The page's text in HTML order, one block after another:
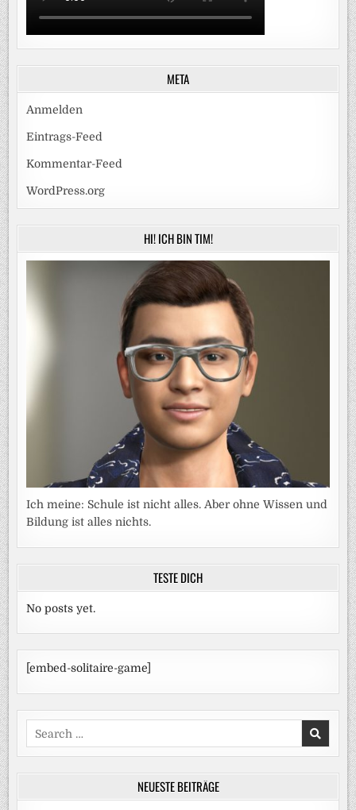
META
Anmelden
Eintrags-Feed
Kommentar-Feed
WordPress.org
HI! ICH BIN TIM!
Ich meine: Schule ist nicht alles. Aber ohne Wissen und
Bildung ist alles nichts.
TESTE DICH
No posts yet.
[embed-solitaire-game]
Search
for:
NEUESTE BEITRÄGE